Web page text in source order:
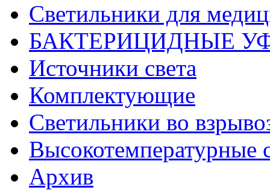
Светильники для
БАКТЕРИЦИДНЫЕ
Источники света
Комплектующие
Светильники во
Высокотемпературные
Архив